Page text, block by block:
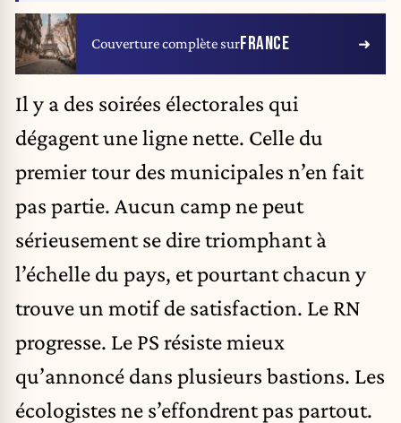
Couverture complète surFRANCE
Il y a des soirées électorales qui
dégagent une ligne nette. Celle du
premier tour des municipales n’en fait
pas partie. Aucun camp ne peut
sérieusement se dire triomphant à
l’échelle du pays, et pourtant chacun y
trouve un motif de satisfaction. Le RN
progresse. Le PS résiste mieux
qu’annoncé dans plusieurs bastions. Les
écologistes ne s’effondrent pas partout.